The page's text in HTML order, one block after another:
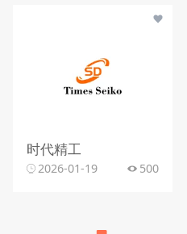
时代精工
2026-01-19 500